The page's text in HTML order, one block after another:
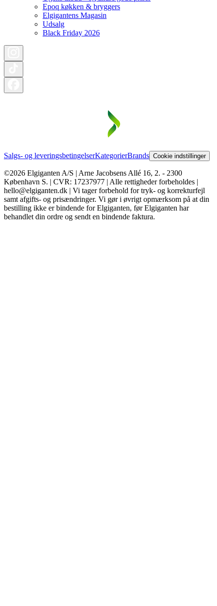
Epoq køkken & bryggers
Elgigantens Magasin
Udsalg
Black Friday 2026
Salgs- og leveringsbetingelserKategorierBrands Cookie indstillinger
©2026 Elgiganten A/S | Arne Jacobsens Allé 16, 2. - 2300
København S. | CVR: 17237977 | Alle rettigheder forbeholdes |
hello@elgiganten.dk | Vi tager forbehold for tryk- og korrekturfejl
samt afgifts- og prisændringer. Vi gør i øvrigt opmærksom på at din
bestilling ikke er bindende for Elgiganten, før Elgiganten har
behandlet din ordre og sendt en bindende faktura.